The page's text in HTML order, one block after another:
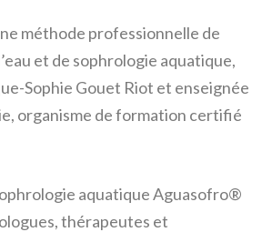
méthode professionnelle de
et de sophrologie aquatique,
Sophie Gouet Riot et enseignée
organisme de formation certifié
aquatique Aguasofro®
thérapeutes et